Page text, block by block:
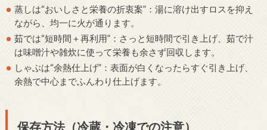
蒸しは“おいしさと栄養の折衷案”：湯に溶け出すロスを抑え
ながら、均一に火が通ります。
茹では“短時間＋再利用”：さっと短時間で引き上げ、茹で汁
は味噌汁や雑炊に使って栄養も余さず回収します。
しゃぶは“余熱仕上げ”：表面が白くなったらすぐ引き上げ、
余熱で中心までふんわり仕上げます。
保存方法（冷蔵・冷凍での注意）